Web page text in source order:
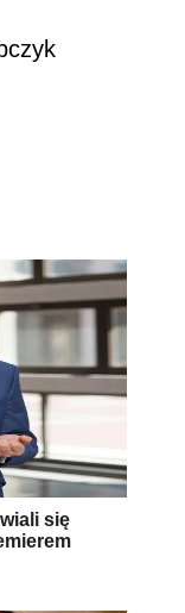
się